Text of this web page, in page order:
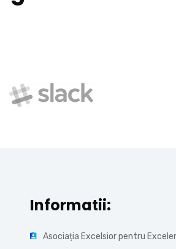
Informatii:
Asociația Excelsior pentru